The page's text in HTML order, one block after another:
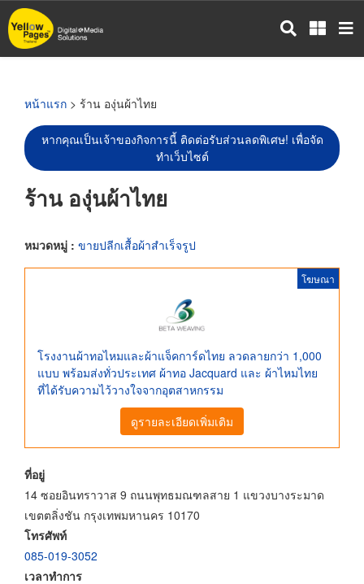
ข้าม
ไป
หน้าแรก > ร้าน องุ่นผ้าไทย
หากคุณเป็นเจ้าของกิจการนี้ ติดต่อรับส่วนลดพิเศษ! เพื่อจัด
ทำเว็บไซต์
ร้าน องุ่นผ้าไทย
หมวดหมู่ : ขายปลีกเสื้อผ้าสำเร็จรูป
โฆษณา
โรงงานผ้าทอไหมและผ้าแจ็คการ์ดไทย ลวดลายกว่า 1,000
แบบ พร้อมส่งทั่วประเทศ ผ้าทอ Jacquard และ ผ้าไหมไทย
ที่ได้รับความไว้วางใจจากอุตสาหกรรม
ดูรายละเอียดเพิ่มเติม
ที่อยู่
14 ซอยอินทราวาส 9 ถนนพุทธมณฑลสาย 1 แขวงบางระมาด
เขตตลิ่งชัน กรุงเทพมหานคร 10170
โทรศัพท์
085-019-3052
เวลาทำการ